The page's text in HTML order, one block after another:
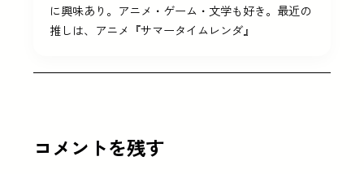
に興味あり。アニメ・ゲーム・文学も好き。最近の
推しは、アニメ『サマータイムレンダ』
コメントを残す